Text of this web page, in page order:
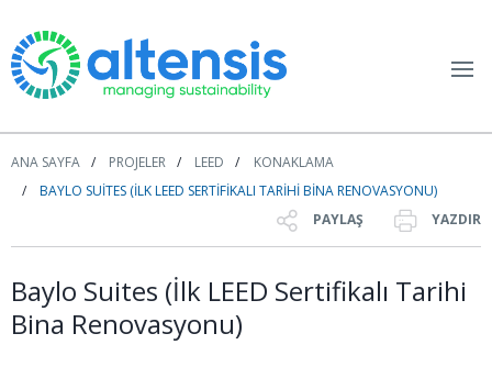
ANA SAYFA PROJELER LEED
KONAKLAMA
BAYLO SUITES (İLK LEED SERTIFIKALI TARIHI BINA RENOVASYONU)
PAYLAŞ
YAZDIR
Baylo Suites (İlk LEED Sertifikalı Tarihi
Bina Renovasyonu)